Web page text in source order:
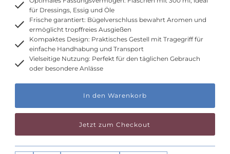
für Dressings, Essig und Öle
Frische garantiert: Bügelverschluss bewahrt Aromen und
ermöglicht tropffreies Ausgießen
Kompaktes Design: Praktisches Gestell mit Tragegriff für
einfache Handhabung und Transport
Vielseitige Nutzung: Perfekt für den täglichen Gebrauch
oder besondere Anlässe
übrig!
Jetzt zum Checkout